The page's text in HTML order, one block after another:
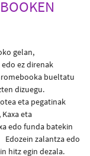
gelan,
ez direnak
bueltatu
dizuegu.
eta pegatinak
eta
edo funda batekin
zalantza edo
hitz egin dezala.